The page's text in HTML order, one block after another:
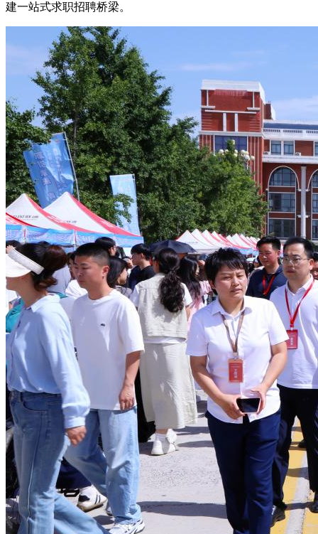
建一站式求职招聘桥梁。